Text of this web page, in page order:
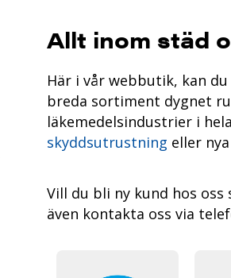
Allt inom städ
Här i vår webbutik, kan
breda sortiment dygnet
läkemedelsindustrier i
skyddsutrustning eller nya
Vill du bli ny kund hos
även kontakta oss via